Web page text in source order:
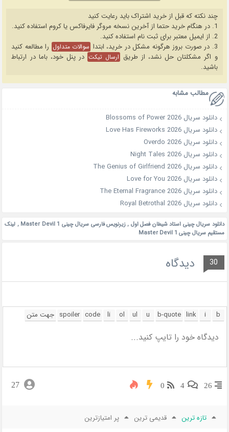
چند نکته که قبل از خرید اشتراک باید رعایت کنید
1. در هنگام خرید حتما از آخرین نسخه مروگر فایرفاکس یا کروم استفاده کنید.
2. از ایمیل معتبر برای ثبت نام استفاده کنید.
3. در صورت بروز هرگونه مشکل در خرید، ابتدا
سوالات متداول را مطالعه کنید
و اگر مشکلتان حل نشد، از طریق ارسال تیکت در پنل خود، باما در ارتباط
باشید.
مطالب مشابه
دانلود سریال Blossoms of Power 2026
دانلود سریال Love Has Fireworks 2026
دانلود سریال Overdo 2026
دانلود سریال Night Tales 2026
دانلود سریال The Genius of Girlfriend 2026
دانلود سریال Love for You 2026
دانلود سریال The Eternal Fragrance 2026
دانلود سریال Royal Betrothal 2026
دانلود سریال چینی استاد شیطان فصل اول ,زیرنویس فارسی سریال چینی Master Devil 1 , لینک
مستقیم سریال چینی Master Devil 1
30 دیدگاه
26
4
0
27
تازه ترین قدیمی ترین پر امتیازترین